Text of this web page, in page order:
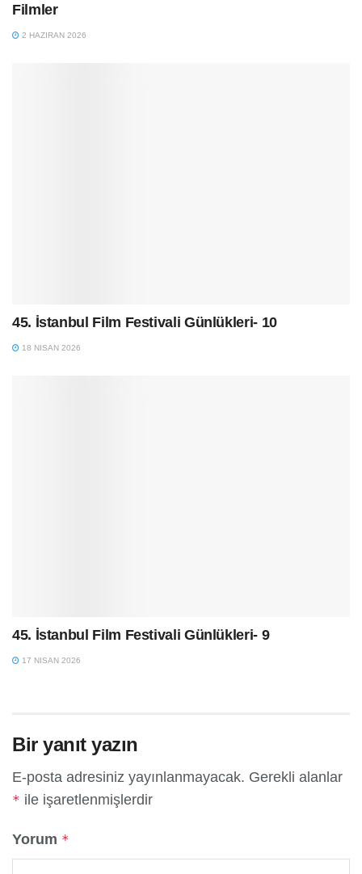
Filmler
2 HAZIRAN 2026
45. İstanbul Film Festivali Günlükleri- 10
18 NISAN 2026
45. İstanbul Film Festivali Günlükleri- 9
17 NISAN 2026
Bir yanıt yazın
E-posta adresiniz yayınlanmayacak. Gerekli alanlar
* ile işaretlenmişlerdir
Yorum *